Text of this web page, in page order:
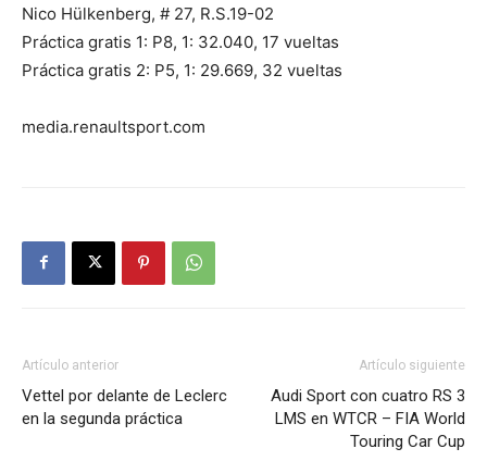
Nico Hülkenberg, # 27, R.S.19-02
Práctica gratis 1: P8, 1: 32.040, 17 vueltas
Práctica gratis 2: P5, 1: 29.669, 32 vueltas
media.renaultsport.com
Artículo anterior
Vettel por delante de Leclerc
en la segunda práctica
Artículo siguiente
Audi Sport con cuatro RS 3
LMS en WTCR – FIA World
Touring Car Cup